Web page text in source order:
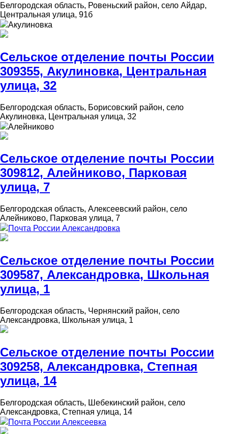
Белгородская область, Ровеньский район, село Айдар,
Центральная улица, 91б
Акулиновка
Сельское отделение почты России
309355, Акулиновка, Центральная
улица, 32
Белгородская область, Борисовский район, село
Акулиновка, Центральная улица, 32
Алейниково
Сельское отделение почты России
309812, Алейниково, Парковая
улица, 7
Белгородская область, Алексеевский район, село
Алейниково, Парковая улица, 7
Почта России Александровка
Сельское отделение почты России
309587, Александровка, Школьная
улица, 1
Белгородская область, Чернянский район, село
Александровка, Школьная улица, 1
Сельское отделение почты России
309258, Александровка, Степная
улица, 14
Белгородская область, Шебекинский район, село
Александровка, Степная улица, 14
Почта России Алексеевка